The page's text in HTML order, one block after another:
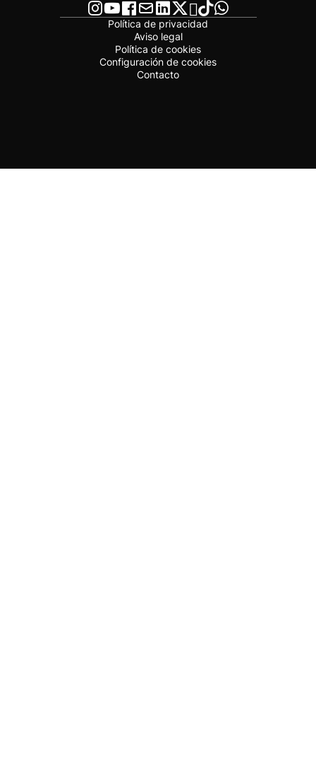
Política de privacidad
Aviso legal
Política de cookies
Configuración de cookies
Contacto